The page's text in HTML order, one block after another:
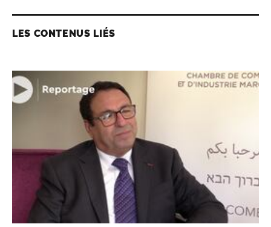
LES CONTENUS LIÉS